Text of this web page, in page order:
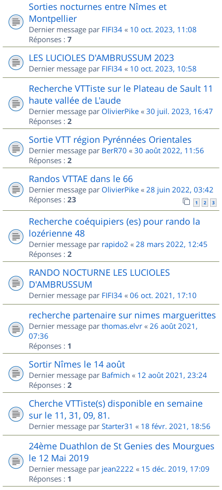
Sorties nocturnes entre Nîmes et
Montpellier
Dernier message par FIFI34 « 10 oct. 2023, 11:08
Réponses : 7
LES LUCIOLES D'AMBRUSSUM 2023
Dernier message par FIFI34 « 10 oct. 2023, 10:58
Recherche VTTiste sur le Plateau de Sault 11
haute vallée de L'aude
Dernier message par OlivierPike « 30 juil. 2023, 16:47
Réponses : 2
Sortie VTT région Pyrénnées Orientales
Dernier message par BerR70 « 30 août 2022, 11:56
Réponses : 2
Randos VTTAE dans le 66
Dernier message par OlivierPike « 28 juin 2022, 03:42
Réponses : 23 1 2 3
Recherche coéquipiers (es) pour rando la
lozérienne 48
Dernier message par rapido2 « 28 mars 2022, 12:45
Réponses : 2
RANDO NOCTURNE LES LUCIOLES
D'AMBRUSSUM
Dernier message par FIFI34 « 06 oct. 2021, 17:10
recherche partenaire sur nimes marguerittes
Dernier message par thomas.elvr « 26 août 2021,
07:36
Réponses : 1
Sortir Nîmes le 14 août
Dernier message par Bafmich « 12 août 2021, 23:24
Réponses : 2
Cherche VTTiste(s) disponible en semaine
sur le 11, 31, 09, 81.
Dernier message par Starter31 « 18 févr. 2021, 18:56
24ème Duathlon de St Genies des Mourgues
le 12 Mai 2019
Dernier message par jean2222 « 15 déc. 2019, 17:09
Réponses : 1